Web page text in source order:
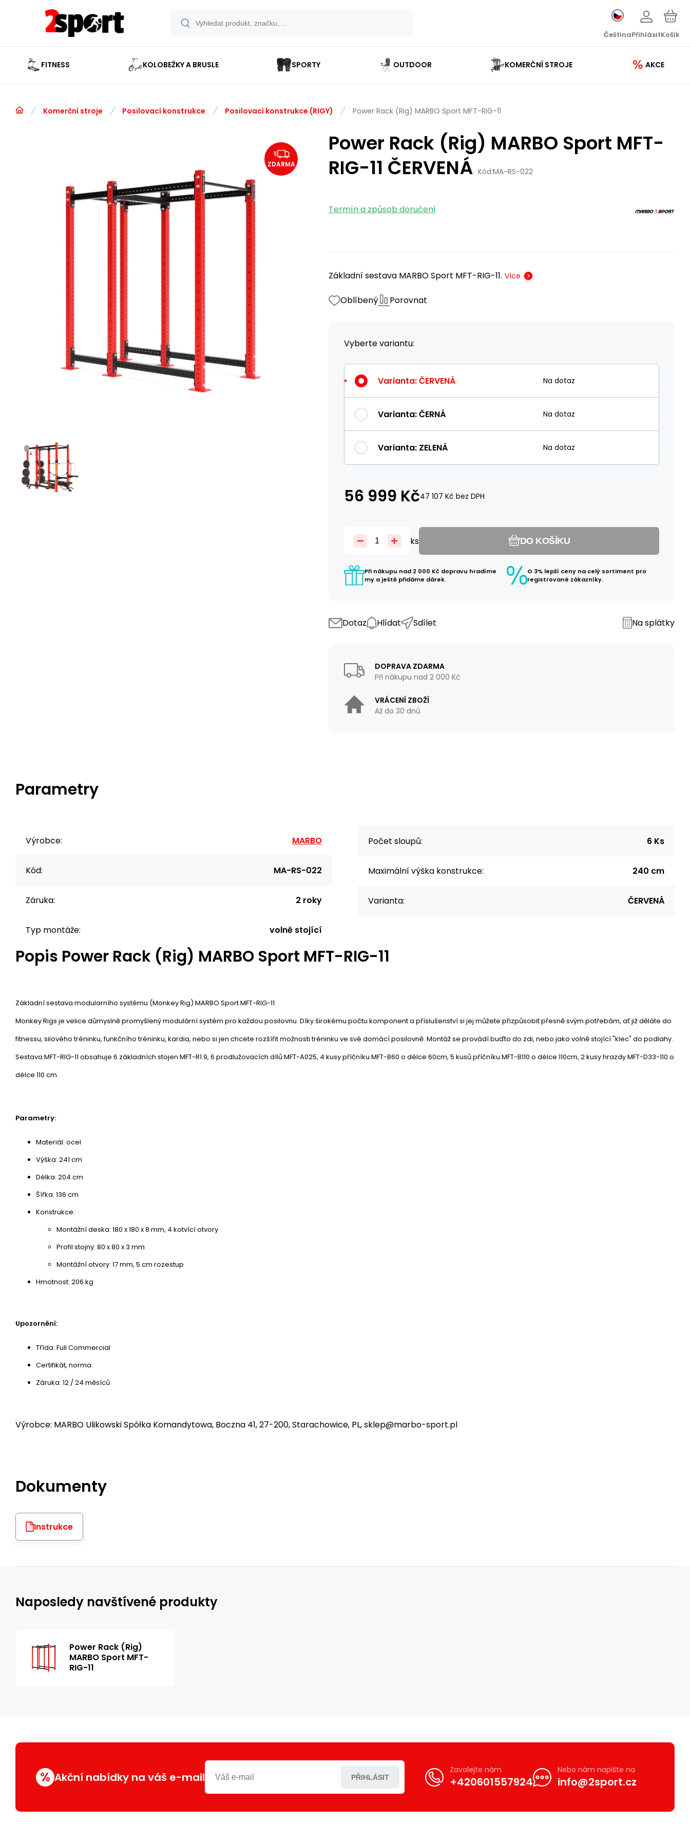
ČeštinaPřihlásitKošík
FITNESS KOLOBEŽKY A BRUSLE SPORTY OUTDOOR KOMERČNÍ STROJE AKCE
Komerční stroje Posilovací konstrukce Posilovací konstrukce (RIGY) Power Rack (Rig) MARBO Sport MFT-RIG-11
ZDARMA
Power Rack (Rig) MARBO Sport MFT-
RIG-11 ČERVENÁ Kód:MA-RS-022
Termín a způsob doručení
Základní sestava MARBO Sport MFT-RIG-11. Více
Oblíbený Porovnat
Vyberte variantu:
Varianta:ČERVENÁ Na dotaz
Varianta:ČERNÁ Na dotaz
Varianta: ZELENÁ Na dotaz
56 999 Kč47 107 Kč bez DPH
ks DO KOŠÍKU
Při nákupu nad 2 000 Kč dopravu hradíme
my a ještě přidáme dárek.
O 3% lepší ceny na celý sortiment pro
registrované zákazníky.
Dotaz Hlídat Sdílet Na splátky
DOPRAVA ZDARMA
Při nákupu nad 2 000 Kč
VRÁCENÍ ZBOŽÍ
Až do 30 dnů
Parametry
Výrobce: MARBO
Kód: MA-RS-022
Záruka: 2 roky
Typ montáže: volně stojící
Počet sloupů: 6 Ks
Maximální výška konstrukce: 240 cm
Varianta: ČERVENÁ
Popis Power Rack (Rig) MARBO Sport MFT-RIG-11
Základní sestava modularního systému (Monkey Rig) MARBO Sport MFT-RIG-11.
Monkey Rigs je velice důmyslně promyšlený modulární systém pro každou posilovnu. Díky širokému počtu komponent a příslušenství si jej můžete přizpůsobit přesně svým potřebám, ať již děláte do
fitnessu, silového tréninku, funkčního tréninku, kardia, nebo si jen chcete rozšířit možnosti tréninku ve své domácí posilovně. Montáž se provádí buďto do zdi, nebo jako volně stojící "klec" do podlahy.
Sestava MFT-RIG-11 obsahuje 6 základních stojen MFT-R1.9, 6 prodlužovacích dílů MFT-A025, 4 kusy příčníku MFT-B60 o délce 60cm, 5 kusů příčníku MFT-B110 o délce 110cm, 2 kusy hrazdy MFT-D33-110 o
délce 110 cm.
Parametry:
Materiál: ocel
Výška: 241 cm
Délka: 204 cm
Šířka: 136 cm
Konstrukce:
Montážní deska: 180 x 180 x 8 mm, 4 kotvící otvory
Profil stojny: 80 x 80 x 3 mm
Montážní otvory: 17 mm, 5 cm rozestup
Hmotnost: 206 kg
Upozornění:
Třída: Full Commercial
Certifikát, norma:
Záruka: 12 / 24 měsíců
Výrobce: MARBO Ulikowski Spółka Komandytowa, Boczna 41, 27-200, Starachowice, PL, sklep@marbo-sport.pl
Dokumenty
Instrukce
Naposledy navštívené produkty
Power Rack (Rig)
MARBO Sport MFT-
RIG-11
% Akční nabídky na váš e-mail PŘIHLÁSIT
Zavolejte nám
+420601557924
Nebo nám napište na
info@2sport.cz